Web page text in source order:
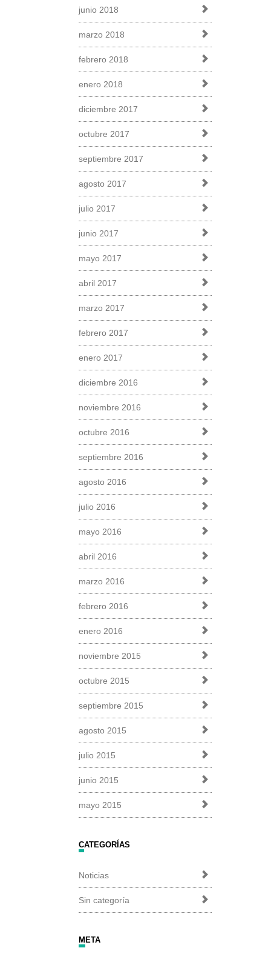
junio 2018
marzo 2018
febrero 2018
enero 2018
diciembre 2017
octubre 2017
septiembre 2017
agosto 2017
julio 2017
junio 2017
mayo 2017
abril 2017
marzo 2017
febrero 2017
enero 2017
diciembre 2016
noviembre 2016
octubre 2016
septiembre 2016
agosto 2016
julio 2016
mayo 2016
abril 2016
marzo 2016
febrero 2016
enero 2016
noviembre 2015
octubre 2015
septiembre 2015
agosto 2015
julio 2015
junio 2015
mayo 2015
CATEGORÍAS
Noticias
Sin categoría
META